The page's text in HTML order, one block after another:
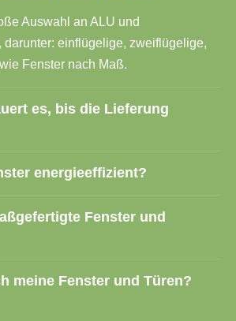
Auswahl an ALU und
darunter: einflügelige, zweiflügelige,
Fenster nach Maß.
es, bis die Lieferung
energieeffizient?
Fenster und
meine Fenster und Türen?